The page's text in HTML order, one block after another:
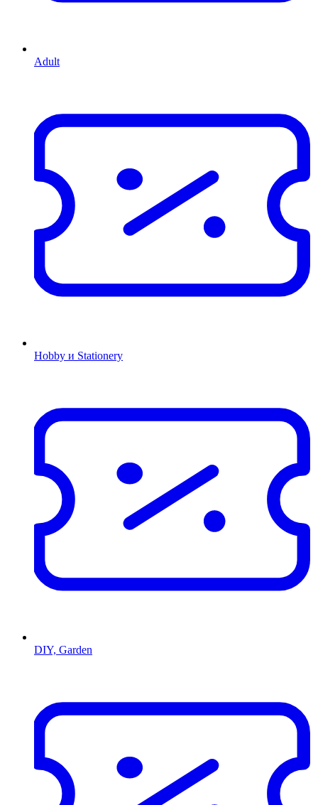
Adult
Hobby и Stationery
DIY, Garden